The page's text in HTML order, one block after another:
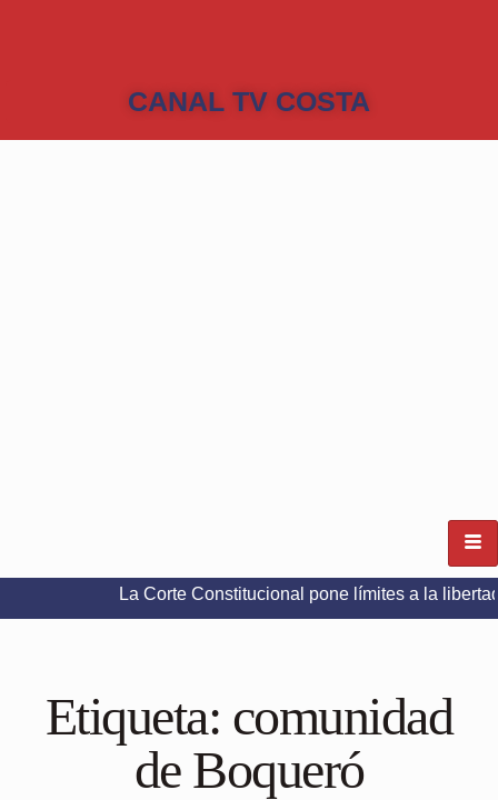
CANAL TV COSTA
La Corte Constitucional pone límites a la libertad de
Etiqueta: comunidad
de Boqueró